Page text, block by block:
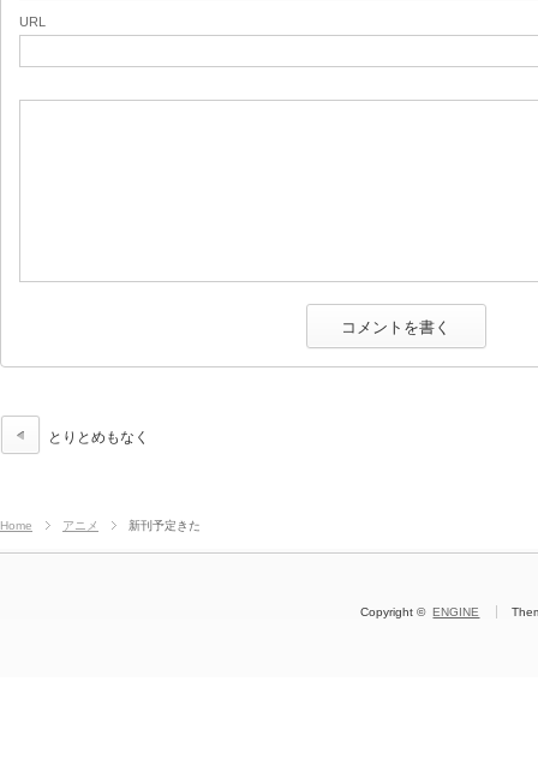
URL
とりとめもなく
Home アニメ 新刊予定きた
Copyright ©ENGINE